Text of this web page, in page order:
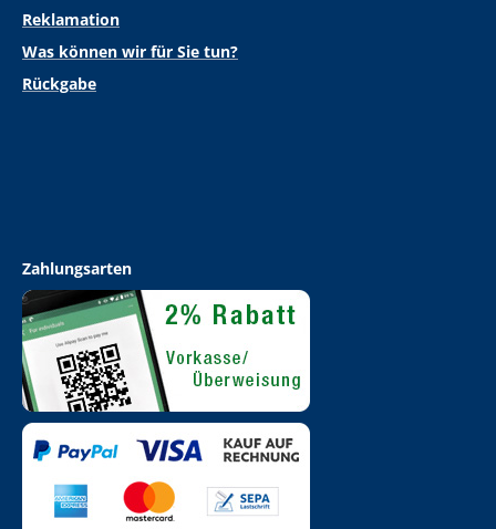
Reklamation
Was können wir für Sie tun?
Rückgabe
Zahlungsarten